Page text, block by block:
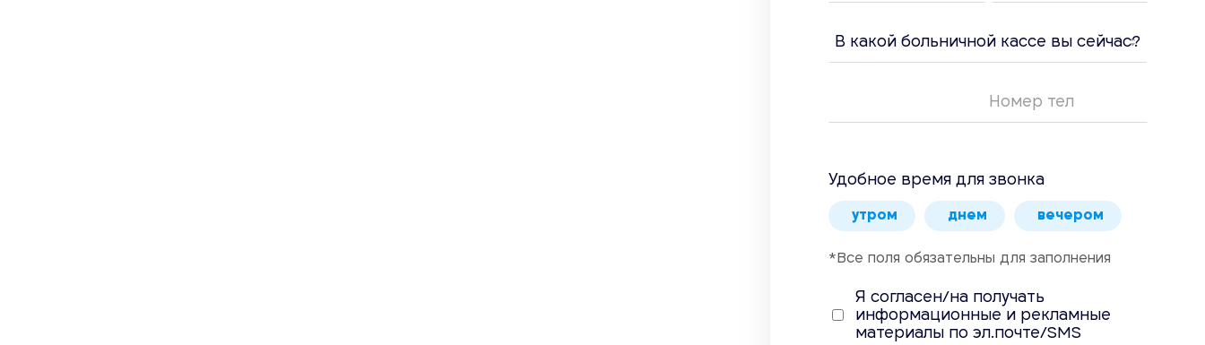
Удобное время для звонка
утром днем вечером
*Все поля обязательны для заполнения
Я согласен/на получать
информационные и рекламные
материалы по эл.почте/SMS